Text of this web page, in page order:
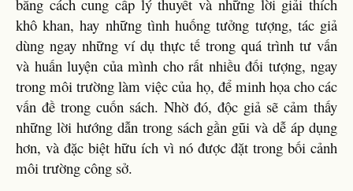
bằng cách cung cấp lý thuyết và những lời giải thích
khô khan, hay những tình huống tưởng tượng, tác giả
dùng ngay những ví dụ thực tế trong quá trình tư vấn
và huấn luyện của mình cho rất nhiều đối tượng, ngay
trong môi trường làm việc của họ, để minh họa cho các
vấn đề trong cuốn sách. Nhờ đó, độc giả sẽ cảm thấy
những lời hướng dẫn trong sách gần gũi và dễ áp dụng
hơn, và đặc biệt hữu ích vì nó được đặt trong bối cảnh
môi trường công sở.